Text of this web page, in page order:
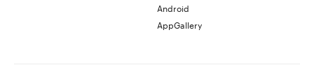
Android
AppGallery